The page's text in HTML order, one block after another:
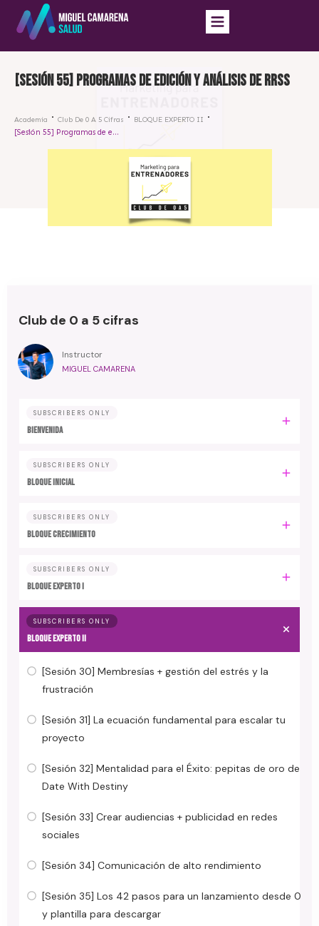
[Sesión 55] Programas de edición y análisis de RRSS
Academia Club De 0 A 5 Cifras BLOQUE EXPERTO II
[Sesión 55] Programas de edición y análisis de RRSS
Club de 0 a 5 cifras
Instructor
MIGUEL CAMARENA
SUBSCRIBERS ONLY
BIENVENIDA
SUBSCRIBERS ONLY
BLOQUE INICIAL
SUBSCRIBERS ONLY
BLOQUE CRECIMIENTO
SUBSCRIBERS ONLY
BLOQUE EXPERTO I
SUBSCRIBERS ONLY
BLOQUE EXPERTO II
[Sesión 30] Membresías + gestión del estrés y la
frustración
[Sesión 31] La ecuación fundamental para escalar tu
proyecto
[Sesión 32] Mentalidad para el Éxito: pepitas de oro de
Date With Destiny
[Sesión 33] Crear audiencias + publicidad en redes
sociales
[Sesión 34] Comunicación de alto rendimiento
[Sesión 35] Los 42 pasos para un lanzamiento desde 0
y plantilla para descargar